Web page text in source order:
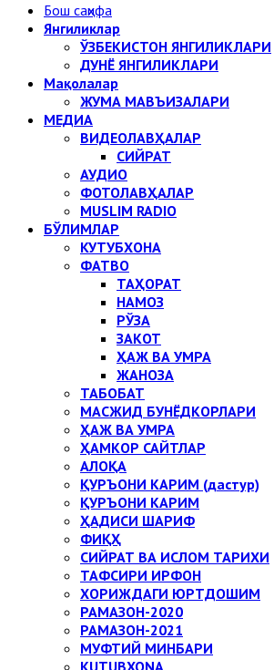
Бош саҳифа
Янгиликлар
ЎЗБЕКИСТОН ЯНГИЛИКЛАРИ
ДУНЁ ЯНГИЛИКЛАРИ
Мақолалар
ЖУМА МАВЪИЗАЛАРИ
МЕДИА
ВИДЕОЛАВҲАЛАР
СИЙРАТ
АУДИО
ФОТОЛАВҲАЛАР
MUSLIM RADIO
БЎЛИМЛАР
КУТУБХОНА
ФАТВО
ТАҲОРАТ
НАМОЗ
РЎЗА
ЗАКОТ
ҲАЖ ВА УМРА
ЖАНОЗА
ТАБОБАТ
МАСЖИД БУНЁДКОРЛАРИ
ҲАЖ ВА УМРА
ҲАМКОР САЙТЛАР
АЛОҚА
ҚУРЪОНИ КАРИМ (дастур)
ҚУРЪОНИ КАРИМ
ҲАДИСИ ШАРИФ
ФИҚҲ
СИЙРАТ ВА ИСЛОМ ТАРИХИ
ТАФСИРИ ИРФОН
ХОРИЖДАГИ ЮРТДОШИМ
РАМАЗОН-2020
РАМАЗОН-2021
МУФТИЙ МИНБАРИ
KUTUBXONA